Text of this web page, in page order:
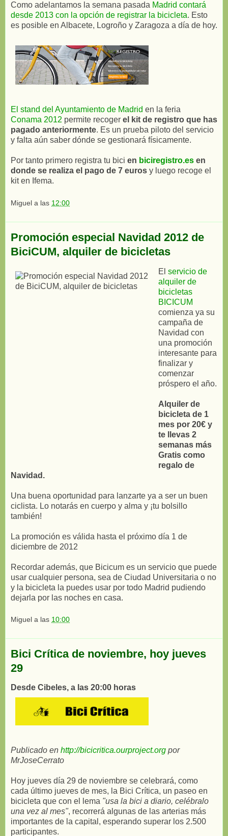
Como adelantamos la semana pasada Madrid contará
desde 2013 con la opción de registrar la bicicleta. Esto
es posible en Albacete, Logroño y Zaragoza a día de hoy.
El stand del Ayuntamiento de Madrid en la feria
Conama 2012 permite recoger el kit de registro que has
pagado anteriormente. Es un prueba piloto del servicio
y falta aún saber dónde se gestionará físicamente.
Por tanto primero registra tu bici en biciregistro.es en
donde se realiza el pago de 7 euros y luego recoge el
kit en Ifema.
Miguel a las 12:00
Promoción especial Navidad 2012 de
BiciCUM, alquiler de bicicletas
El servicio de
alquiler de
bicicletas
BICICUM
comienza ya su
campaña de
Navidad con
una promoción
interesante para
finalizar y
comenzar
próspero el año.
Alquiler de
bicicleta de 1
mes por 20€ y
te llevas 2
semanas más
Gratis como
regalo de
Navidad.
Una buena oportunidad para lanzarte ya a ser un buen
ciclista. Lo notarás en cuerpo y alma y ¡tu bolsillo
también!
La promoción es válida hasta el próximo día 1 de
diciembre de 2012
Recordar además, que Bicicum es un servicio que puede
usar cualquier persona, sea de Ciudad Universitaria o no
y la bicicleta la puedes usar por todo Madrid pudiendo
dejarla por las noches en casa.
Miguel a las 10:00
Bici Crítica de noviembre, hoy jueves
29
Desde Cibeles, a las 20:00 horas
Publicado en http://bicicritica.ourproject.org por
MrJoseCerrato
Hoy jueves día 29 de noviembre se celebrará, como
cada último jueves de mes, la Bici Crítica, un paseo en
bicicleta que con el lema "usa la bici a diario, celébralo
una vez al mes", recorrerá algunas de las arterias más
importantes de la capital, esperando superar los 2.500
participantes.